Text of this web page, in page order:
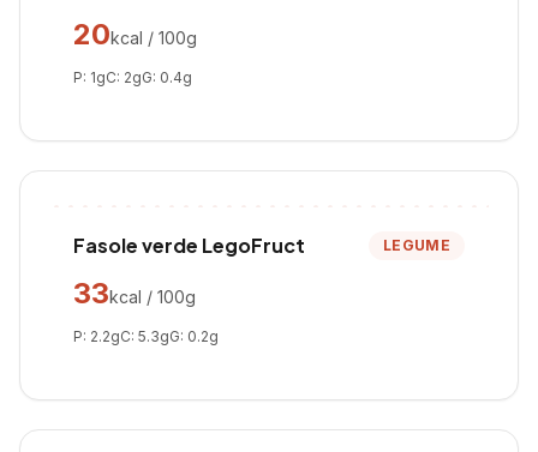
20kcal / 100g
P: 1gC: 2gG: 0.4g
Fasole verde LegoFruct LEGUME
33kcal / 100g
P: 2.2gC: 5.3gG: 0.2g